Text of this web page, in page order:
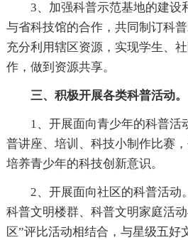
3、加强科普示范基地的建设
与省科技馆的合作，共同制订科
充分利用辖区资源，实现学生、
作，做到资源共享。
三、积极开展各类科普活动。
1、开展面向青少年的科普活
普讲座、培训、科技小制作比赛
培养青少年的科技创新意识。
2、开展面向社区的科普活动
科普文明楼群、科普文明家庭活
区”评比活动相结合，与星级五好